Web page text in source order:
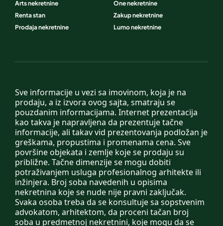
Sve informacije u vezi sa imovinom, koja je na
prodaju, a iz izvora ovog sajta, smatraju se
pouzdanim informacijama. Internet prezentacija
kao takva je napravljena da prezentuje tačne
informacije, ali takav vid prezentovanja podložan je
greškama, propustima i promenama cena. Sve
površine objekata i zemlje koje se prodaju su
približne. Tačne dimenzije se mogu dobiti
potraživanjem usluga profesionalnog arhitekte ili
inžinjera. Broj soba navedenih u opisima
nekretnina koje se nude nije pravni zaključak.
Svaka osoba treba da se konsultuje sa sopstvenim
advokatom, arhitektom, da proceni tačan broj
soba u predmetnoj nekretnini, koje mogu da se
Arts nekretnine
One nekretnine
Renta stan
Zakup nekretnine
Prodaja nekretnine
Lumo nekretnine